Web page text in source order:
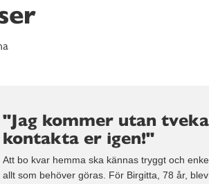
"Jag kommer utan
kontakta er igen!"
Att bo kvar hemma ska kännas tryggt och
allt som behöver göras. För Birgitta, 78 år,